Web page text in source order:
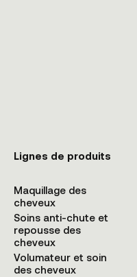
Lignes de produits
Maquillage des
cheveux
Soins anti-chute et
repousse des
cheveux
Volumateur et soin
des cheveux